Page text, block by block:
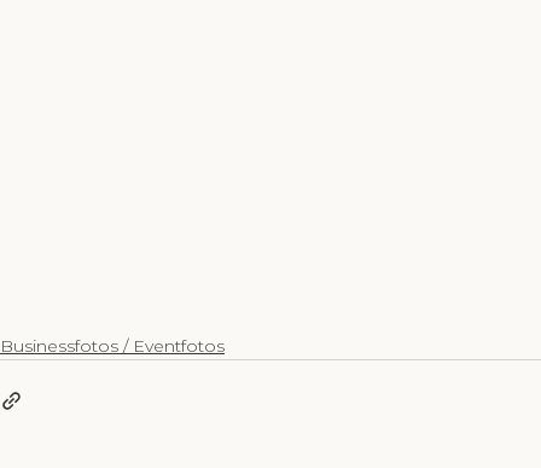
Businessfotos / Eventfotos